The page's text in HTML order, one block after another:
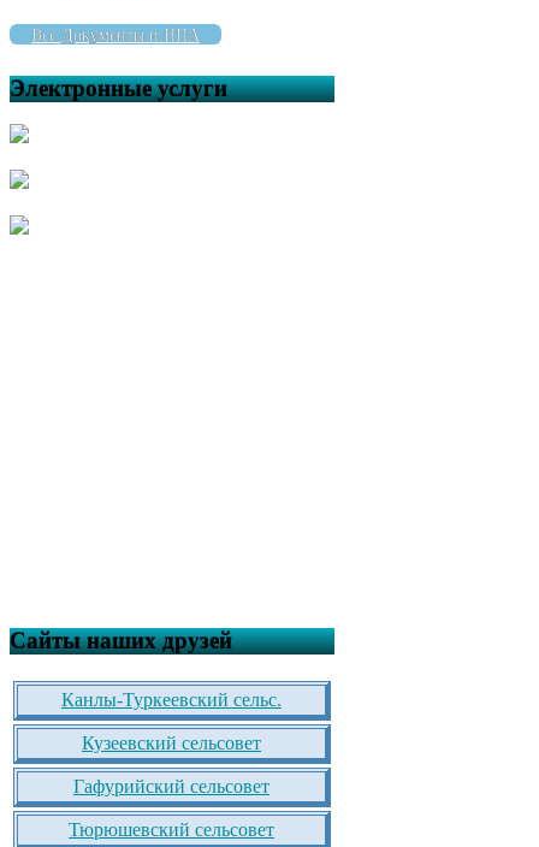
Все Документы и НПА
Электронные услуги
Сайты наших друзей
Канлы-Туркеевский сельс.
Кузеевский сельсовет
Гафурийский сельсовет
Тюрюшевский сельсовет